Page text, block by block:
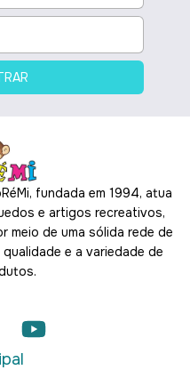
fundada em 1994, atua
e artigos recreativos,
meio de uma sólida rede de
e a variedade de